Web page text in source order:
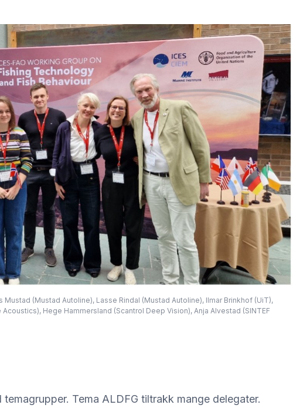
(Mustad Autoline), Lasse Rindal (Mustad Autoline), Ilmar Brinkhof (UiT),
Hege Hammersland (Scantrol Deep Vision), Anja Alvestad (SINTEF
Tema ALDFG tiltrakk mange delegater.